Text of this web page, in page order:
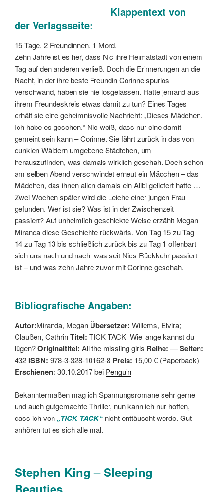
Klappentext von
der Verlagsseite:
15 Tage. 2 Freundinnen. 1 Mord.
Zehn Jahre ist es her, dass Nic ihre Heimatstadt von einem
Tag auf den anderen verließ. Doch die Erinnerungen an die
Nacht, in der ihre beste Freundin Corinne spurlos
verschwand, haben sie nie losgelassen. Hatte jemand aus
ihrem Freundeskreis etwas damit zu tun? Eines Tages
erhält sie eine geheimnisvolle Nachricht: „Dieses Mädchen.
Ich habe es gesehen.“ Nic weiß, dass nur eine damit
gemeint sein kann – Corinne. Sie fährt zurück in das von
dunklen Wäldern umgebene Städtchen, um
herauszufinden, was damals wirklich geschah. Doch schon
am selben Abend verschwindet erneut ein Mädchen – das
Mädchen, das ihnen allen damals ein Alibi geliefert hatte …
Zwei Wochen später wird die Leiche einer jungen Frau
gefunden. Wer ist sie? Was ist in der Zwischenzeit
passiert? Auf unheimlich geschickte Weise erzählt Megan
Miranda diese Geschichte rückwärts. Von Tag 15 zu Tag
14 zu Tag 13 bis schließlich zurück bis zu Tag 1 offenbart
sich uns nach und nach, was seit Nics Rückkehr passiert
ist – und was zehn Jahre zuvor mit Corinne geschah.
Bibliografische Angaben:
Autor:Miranda, Megan Übersetzer: Willems, Elvira;
Claußen, CathrinTitel: TICK TACK. Wie lange kannst du
lügen?Originaltitel: All the missling girls Reihe: —Seiten:
432 ISBN: 978-3-328-10162-8 Preis: 15,00 € (Paperback)
Erschienen: 30.10.2017 bei Penguin
Bekanntermaßen mag ich Spannungsromane sehr gerne
und auch gutgemachte Thriller, nun kann ich nur hoffen,
dass ich von„TICK TACK“ nicht enttäuscht werde. Gut
anhören tut es sich alle mal.
Stephen King – Sleeping